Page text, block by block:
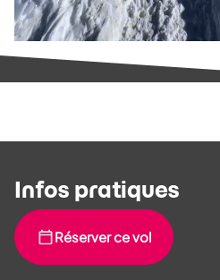
Infos pratiques
Réserver ce vol